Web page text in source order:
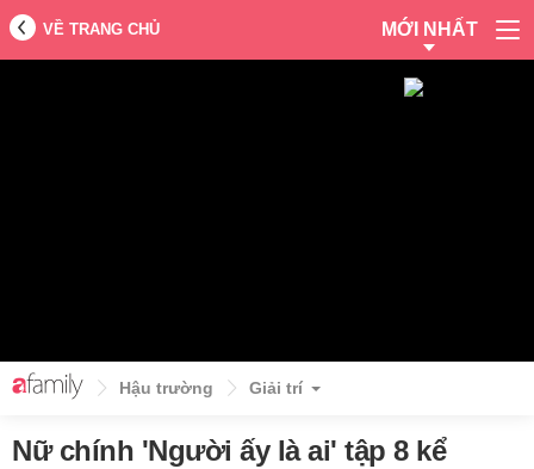
VỀ TRANG CHỦ MỚI NHẤT
Hậu trường Giải trí
Nữ chính 'Người ấy là ai' tập 8 kể